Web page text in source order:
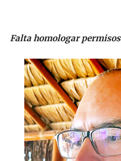
Falta homologar permisos